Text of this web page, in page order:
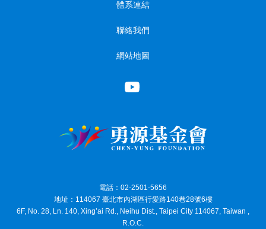
體系連結
聯絡我們
網站地圖
電話：02-2501-5656
地址：114067 臺北市內湖區行愛路140巷28號6樓
6F, No. 28, Ln. 140, Xing’ai Rd., Neihu Dist., Taipei City 114067, Taiwan ,
R.O.C.